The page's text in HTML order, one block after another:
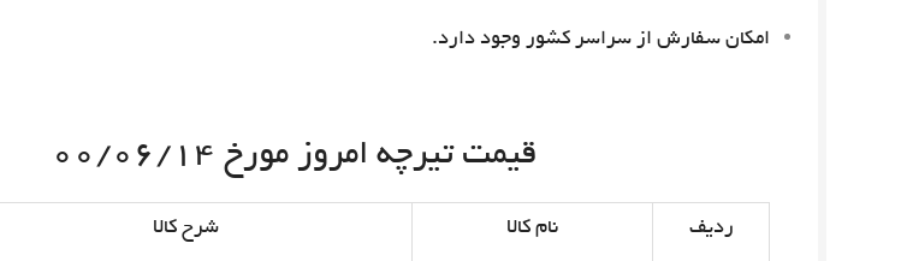
امکان سفارش از سراسر کشور وجود دارد.
قیمت تیرچه امروز مورخ ۰۰/۰۶/۱۴
ردیف نام کالا شرح کالا